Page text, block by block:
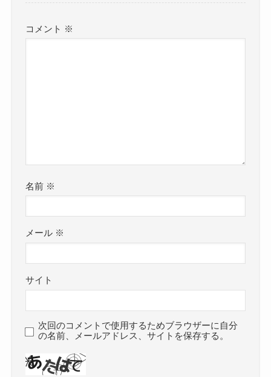
コメント ※
名前 ※
メール ※
サイト
次回のコメントで使用するためブラウザーに自分
の名前、メールアドレス、サイトを保存する。